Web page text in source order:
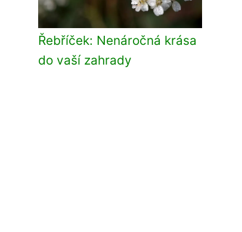
Řebříček: Nenáročná krása
do vaší zahrady